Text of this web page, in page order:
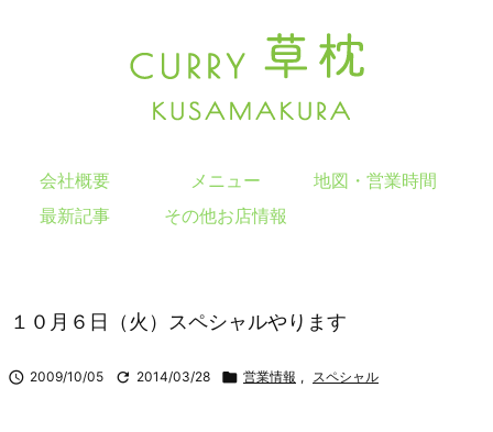
会社概要 メニュー
地図・営業時間
最新記事
その他お店情報
１０月６日（火）スペシャルやります
 2009/10/05  2014/03/28  営業情報 , スペシャル